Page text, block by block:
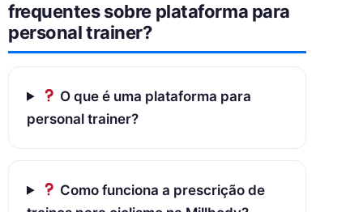
frequentes sobre plataforma para
personal trainer?
O que é uma plataforma para
personal trainer?
Como funciona a prescrição de